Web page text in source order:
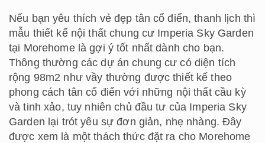
Nếu bạn yêu thích vẻ đẹp tân cổ điển, thanh lịch thì
mẫu thiết kế nội thất chung cư Imperia Sky Garden
tại Morehome là gợi ý tốt nhất dành cho bạn.
Thông thường các dự án chung cư có diện tích
rộng 98m2 như vầy thường được thiết kế theo
phong cách tân cổ điển với những nội thất cầu kỳ
và tinh xảo, tuy nhiên chủ đầu tư của Imperia Sky
Garden lại trót yêu sự đơn giản, nhẹ nhàng. Đây
được xem là một thách thức đặt ra cho Morehome